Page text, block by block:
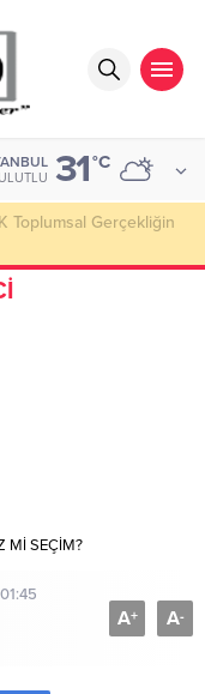
31°C
Herhalde
Mİ SEÇİM?
A+ A-